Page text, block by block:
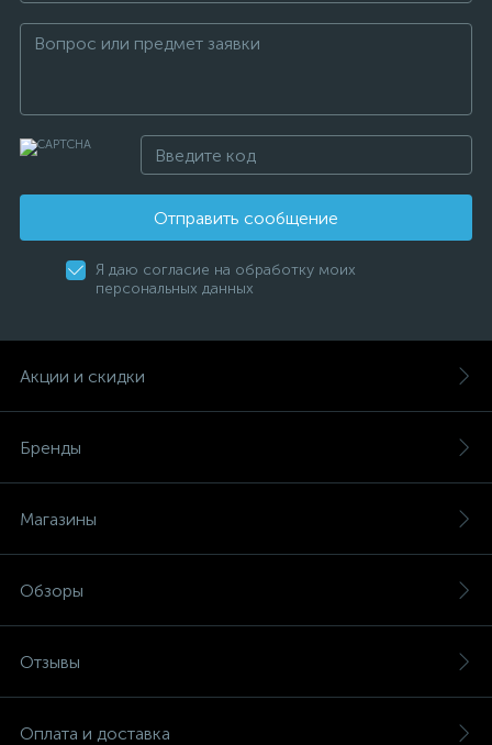
Отправить сообщение
Я даю согласие на обработку моих
персональных данных
Акции и скидки
Бренды
Магазины
Обзоры
Отзывы
Оплата и доставка